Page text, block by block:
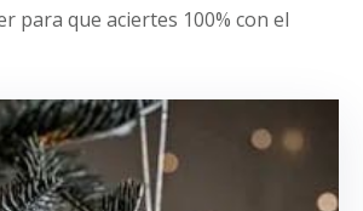
para que aciertes 100% con el